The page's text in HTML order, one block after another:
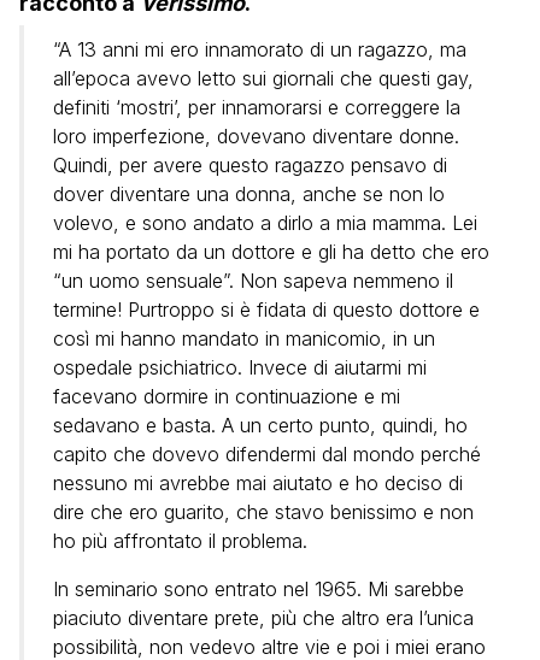
“A 13 anni mi ero innamorato di un ragazzo, ma
all’epoca avevo letto sui giornali che questi gay,
definiti ‘mostri’, per innamorarsi e correggere la
loro imperfezione, dovevano diventare donne.
Quindi, per avere questo ragazzo pensavo di
dover diventare una donna, anche se non lo
volevo, e sono andato a dirlo a mia mamma. Lei
mi ha portato da un dottore e gli ha detto che ero
“un uomo sensuale”. Non sapeva nemmeno il
termine! Purtroppo si è fidata di questo dottore e
così mi hanno mandato in manicomio, in un
ospedale psichiatrico. Invece di aiutarmi mi
facevano dormire in continuazione e mi
sedavano e basta. A un certo punto, quindi, ho
capito che dovevo difendermi dal mondo perché
nessuno mi avrebbe mai aiutato e ho deciso di
dire che ero guarito, che stavo benissimo e non
ho più affrontato il problema.
In seminario sono entrato nel 1965. Mi sarebbe
piaciuto diventare prete, più che altro era l’unica
possibilità, non vedevo altre vie e poi i miei erano